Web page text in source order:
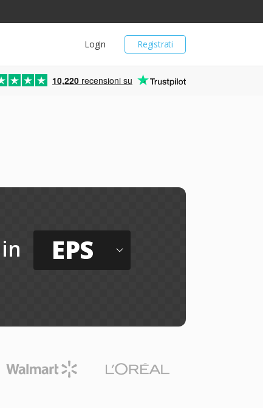
Registrati
Login
10,220 recensioni su
in EPS